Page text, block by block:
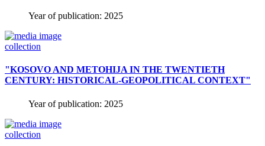
Year of publication: 2025
collection
"KOSOVO AND METOHIJA IN THE TWENTIETH
CENTURY: HISTORICAL-GEOPOLITICAL CONTEXT"
Year of publication: 2025
collection